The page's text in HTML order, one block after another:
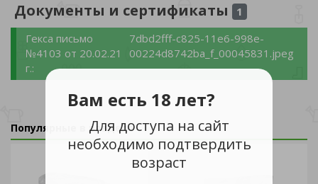
Вам есть 18 лет?
Для доступа на сайт
необходимо подтвердить
возраст
Документы и сертификаты
1
Гекса письмо
№4103 от 20.02.21
г.:
7dbd2fff-c825-11e6-998e-
00224d8742ba_f_00045831.jpeg
Популярные в разделе